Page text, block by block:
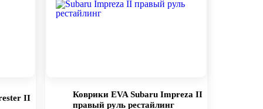
II
Коврики EVA Subaru Impreza II
правый руль рестайлинг